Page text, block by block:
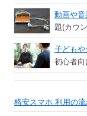
動画や
題(カウ
子ども
初心者向
格安スマホ 利用の